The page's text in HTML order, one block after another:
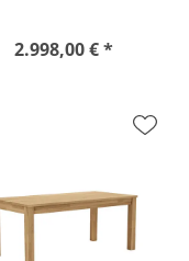
2.998,00 € *